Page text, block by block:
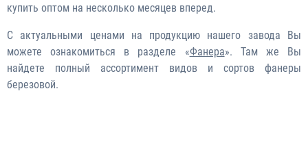
купить оптом на несколько месяцев вперед.
С актуальными ценами на продукцию нашего завода Вы
можете ознакомиться в разделе «Фанера». Там же Вы
найдете полный ассортимент видов и сортов фанеры
березовой.